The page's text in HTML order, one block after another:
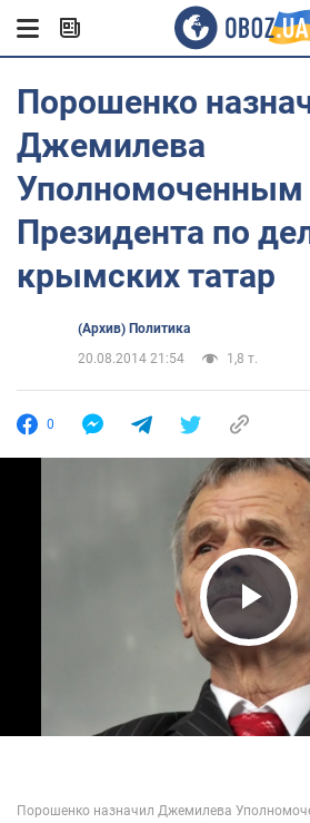
Порошенко
Джемилева
Уполномоченным
Президента по
крымских татар
(Архив) Политика
20.08.2014 21:54
1,8 т.
0
Play